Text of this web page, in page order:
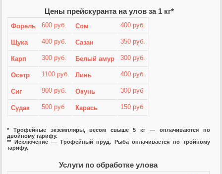
Цены прейскуранта на улов за 1 кг*
Форель 600 руб. Сом 400 руб.
Щука 400 руб. Сазан 350 руб.
Карп 300 руб. Белый амур 300 руб.
Осетр 1100 руб. Линь 400 руб.
Сиг 900 руб. Окунь 300 руб
Судак 500 руб Карась 150 руб
*Трофейные экземпляры, весом свыше 5 кг — оплачиваются по
двойному тарифу.
** Исключение — Трофейный пруд. Рыба оплачивается по тройному
тарифу.
Услуги по обработке улова